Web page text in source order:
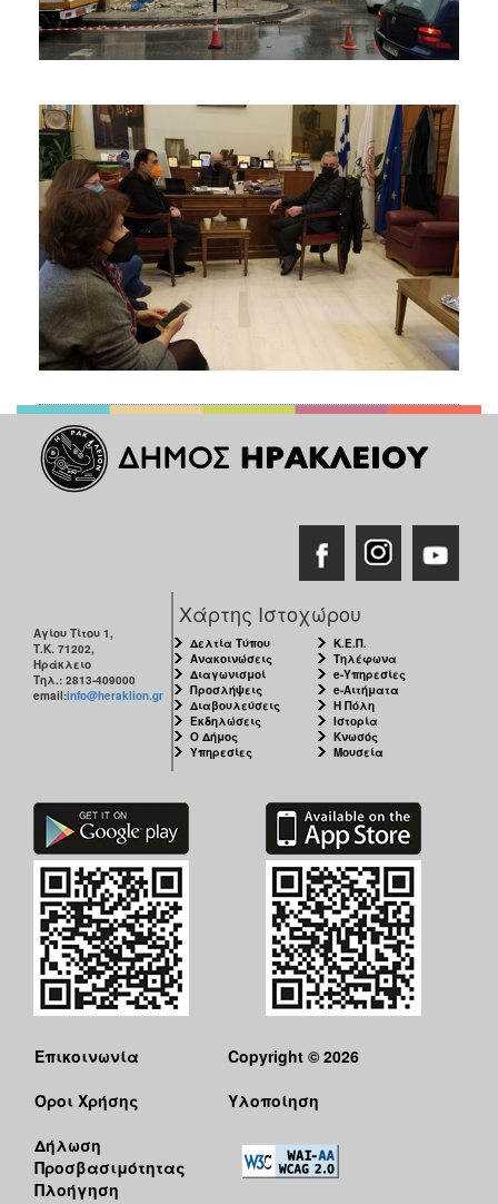
Αγίου Τίτου 1,
Τ.Κ. 71202,
Ηράκλειο
Τηλ.: 2813-409000
email:info@heraklion.gr
Χάρτης Ιστοχώρου
Δελτία Τύπου
Ανακοινώσεις
Διαγωνισμοί
Προσλήψεις
Διαβουλεύσεις
Εκδηλώσεις
Ο Δήμος
Υπηρεσίες
Κ.Ε.Π.
Τηλέφωνα
e-Υπηρεσίες
e-Αιτήματα
Η Πόλη
Ιστορία
Κνωσός
Μουσεία
Επικοινωνία
Όροι Χρήσης
Δήλωση
Προσβασιμότητας
Πλοήγηση
Copyright © 2026
Υλοποίηση